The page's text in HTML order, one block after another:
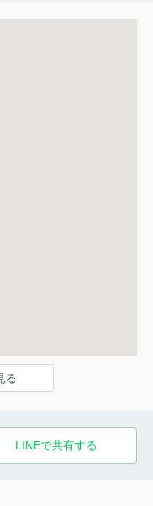
る
LINEで共有する